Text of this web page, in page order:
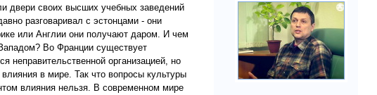
двери своих высших учебных заведений
разговаривал с эстонцами - они
или Англии они получают даром. И чем
Во Франции существует
неправительственной организацией, но
в мире. Так что вопросы культуры
влияния нельзя. В современном мире